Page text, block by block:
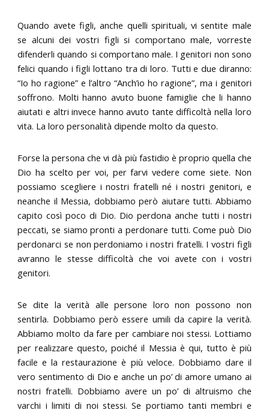
Quando avete figli, anche quelli spirituali, vi sentite male
se alcuni dei vostri figli si comportano male, vorreste
difenderli quando si comportano male. I genitori non sono
felici quando i figli lottano tra di loro. Tutti e due diranno:
“Io ho ragione” e l’altro “Anch’io ho ragione”, ma i genitori
soffrono. Molti hanno avuto buone famiglie che li hanno
aiutati e altri invece hanno avuto tante difficoltà nella loro
vita. La loro personalità dipende molto da questo.
Forse la persona che vi dà più fastidio è proprio quella che
Dio ha scelto per voi, per farvi vedere come siete. Non
possiamo scegliere i nostri fratelli né i nostri genitori, e
neanche il Messia, dobbiamo però aiutare tutti. Abbiamo
capito così poco di Dio. Dio perdona anche tutti i nostri
peccati, se siamo pronti a perdonare tutti. Come può Dio
perdonarci se non perdoniamo i nostri fratelli. I vostri figli
avranno le stesse difficoltà che voi avete con i vostri
genitori.
Se dite la verità alle persone loro non possono non
sentirla. Dobbiamo però essere umili da capire la verità.
Abbiamo molto da fare per cambiare noi stessi. Lottiamo
per realizzare questo, poiché il Messia è qui, tutto è più
facile e la restaurazione è più veloce. Dobbiamo dare il
vero sentimento di Dio e anche un po’ di amore umano ai
nostri fratelli. Dobbiamo avere un po’ di altruismo che
varchi i limiti di noi stessi. Se portiamo tanti membri e